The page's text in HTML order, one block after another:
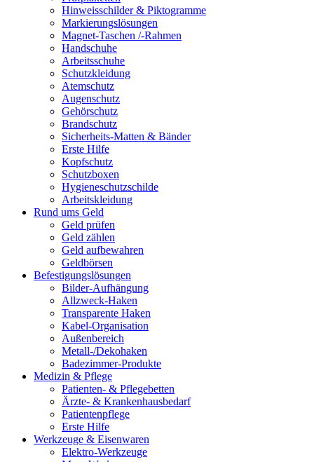
Hinweisschilder & Piktogramme
Markierungslösungen
Magnet-Taschen /-Rahmen
Handschuhe
Arbeitsschuhe
Schutzkleidung
Atemschutz
Augenschutz
Gehörschutz
Brandschutz
Sicherheits-Matten & Bänder
Erste Hilfe
Kopfschutz
Schutzboxen
Hygieneschutzschilde
Arbeitskleidung
Rund ums Geld
Geld prüfen
Geld zählen
Geld aufbewahren
Geldbörsen
Befestigungslösungen
Bilder-Aufhängung
Allzweck-Haken
Transparente Haken
Kabel-Organisation
Außenbereich
Metall-/Dekohaken
Badezimmer-Produkte
Medizin & Pflege
Patienten- & Pflegebetten
Ärzte- & Krankenhausbedarf
Patientenpflege
Erste Hilfe
Werkzeuge & Eisenwaren
Elektro-Werkzeuge